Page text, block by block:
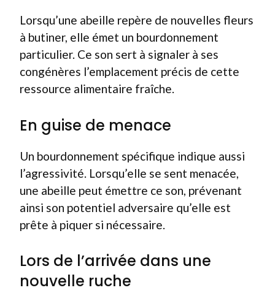
Lorsqu’une abeille repère de nouvelles fleurs
à butiner, elle émet un bourdonnement
particulier. Ce son sert à signaler à ses
congénères l’emplacement précis de cette
ressource alimentaire fraîche.
En guise de menace
Un bourdonnement spécifique indique aussi
l’agressivité. Lorsqu’elle se sent menacée,
une abeille peut émettre ce son, prévenant
ainsi son potentiel adversaire qu’elle est
prête à piquer si nécessaire.
Lors de l’arrivée dans une
nouvelle ruche